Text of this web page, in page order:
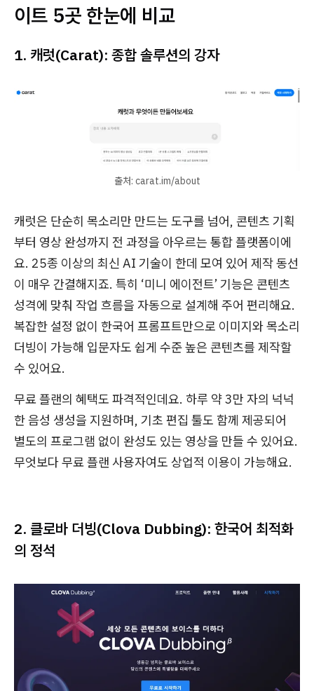
이트 5곳 한눈에 비교
1. 캐럿(Carat): 종합 솔루션의 강자
출처: carat.im/about
캐럿은 단순히 목소리만 만드는 도구를 넘어, 콘텐츠 기획
부터 영상 완성까지 전 과정을 아우르는 통합 플랫폼이에
요. 25종 이상의 최신 AI 기술이 한데 모여 있어 제작 동선
이 매우 간결해지죠. 특히 ‘미니 에이전트’ 기능은 콘텐츠
성격에 맞춰 작업 흐름을 자동으로 설계해 주어 편리해요.
복잡한 설정 없이 한국어 프롬프트만으로 이미지와 목소리
더빙이 가능해 입문자도 쉽게 수준 높은 콘텐츠를 제작할
수 있어요.
무료 플랜의 혜택도 파격적인데요. 하루 약 3만 자의 넉넉
한 음성 생성을 지원하며, 기초 편집 툴도 함께 제공되어
별도의 프로그램 없이 완성도 있는 영상을 만들 수 있어요.
무엇보다 무료 플랜 사용자여도 상업적 이용이 가능해요.
2. 클로바 더빙(Clova Dubbing): 한국어 최적화
의 정석